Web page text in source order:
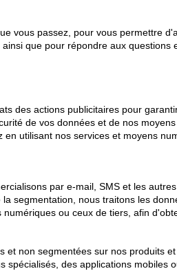
vous passez, pour vous permettre
que pour répondre aux
des actions publicitaires pour
de vos données et de nos
utilisant nos services et moyens
par e-mail, SMS et les
segmentation, nous traitons les
ou ceux de tiers, afin
non segmentées sur nos produits
des applications mobiles